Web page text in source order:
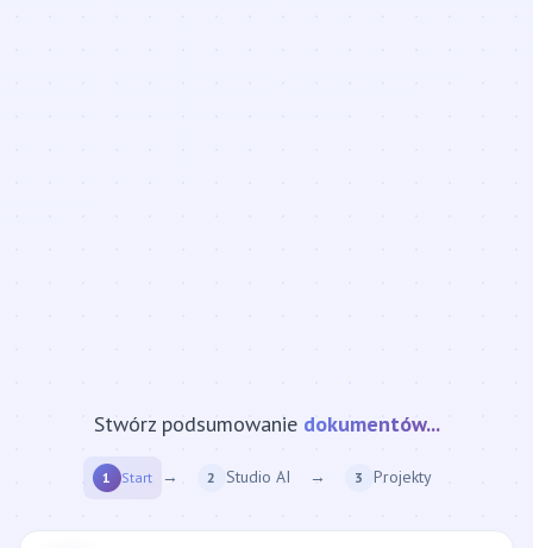
Stwórz podsumowanie strony internetowej...
1 Start → 2 Studio AI → 3 Projekty